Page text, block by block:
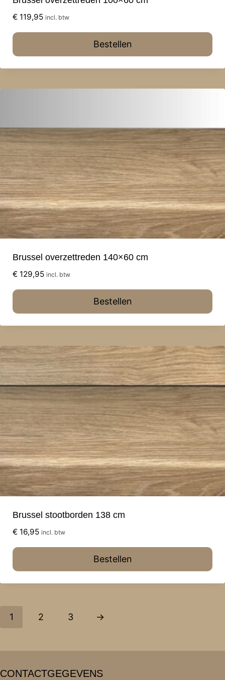
€ 119,95 incl. btw
Bestellen
Brussel overzettreden 140×60 cm
€ 129,95 incl. btw
Bestellen
Brussel stootborden 138 cm
€ 16,95 incl. btw
Bestellen
1 2 3 →
CONTACTGEGEVENS